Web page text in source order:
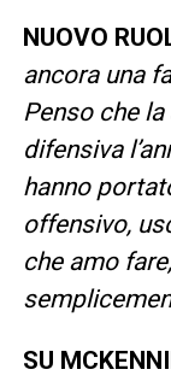
NUOVO
ancora una
Penso che
difensiva
hanno
offensivo,
che amo
SU